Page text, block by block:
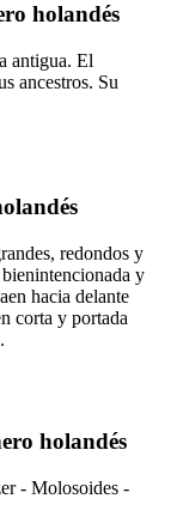
holandés
antigua. El
ancestros. Su
redondos y
y
hacia delante
corta y portada
holandés
- Molosoides -